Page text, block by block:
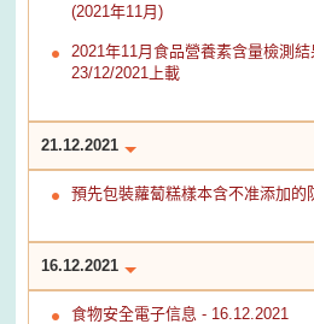
(2021年11月)
2021年11月食品營養素含量檢測
23/12/2021上載
21.12.2021
預先包裝蘿蔔糕樣本含不准添加的
16.12.2021
食物安全電子信息 - 16.12.2021